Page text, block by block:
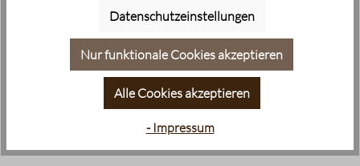
Datenschutzeinstellungen
Nur funktionale Cookies akzeptieren
Alle Cookies akzeptieren
- Impressum